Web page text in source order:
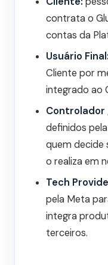
contrata o
contas da
Usuário Final:
Cliente por
integrado ao
Controlador
definidos
quem decide
o realiza em
Tech
pela Meta
integra
terceiros.